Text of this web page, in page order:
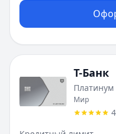
Т-Банк
Платинум
Мир